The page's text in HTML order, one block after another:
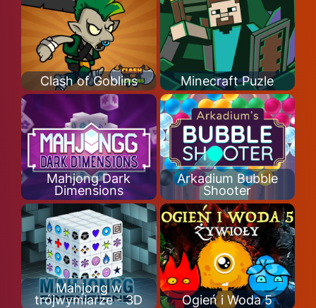
Clash of Goblins Minecraft Puzle
Mahjong Dark
Dimensions
Arkadium Bubble
Shooter
Mahjong w
trójwymiarze - 3D
Ogień i Woda 5